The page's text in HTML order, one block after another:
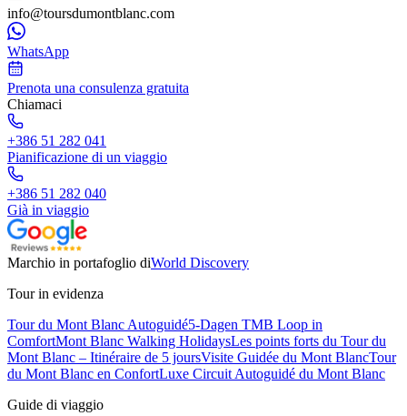
info@toursdumontblanc.com
WhatsApp
Prenota una consulenza gratuita
Chiamaci
+386 51 282 041
Pianificazione di un viaggio
+386 51 282 040
Già in viaggio
Marchio in portafoglio diWorld Discovery
Tour in evidenza
Tour du Mont Blanc Autoguidé5-Dagen TMB Loop in
ComfortMont Blanc Walking HolidaysLes points forts du Tour du
Mont Blanc – Itinéraire de 5 joursVisite Guidée du Mont BlancTour
du Mont Blanc en ConfortLuxe Circuit Autoguidé du Mont Blanc
Guide di viaggio